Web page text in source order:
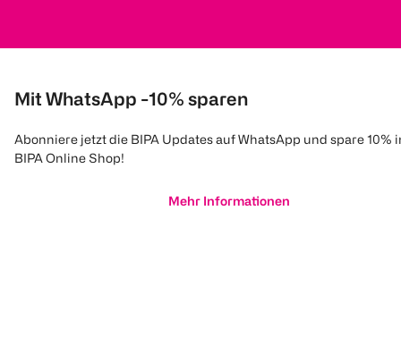
Mit WhatsApp -10% sparen
Abonniere jetzt die BIPA Updates auf WhatsApp und spare 10%
BIPA Online Shop!
Mehr Informationen